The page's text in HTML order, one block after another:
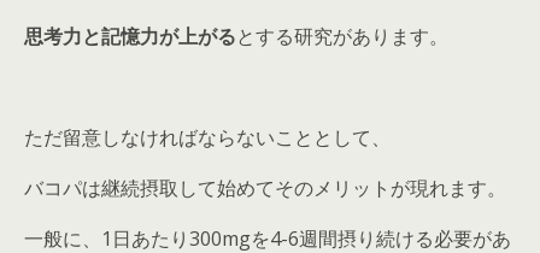
思考力と記憶力が上がるとする研究があります。
ただ留意しなければならないこととして、
バコパは継続摂取して始めてそのメリットが現れます。
一般に、1日あたり300mgを4-6週間摂り続ける必要があ